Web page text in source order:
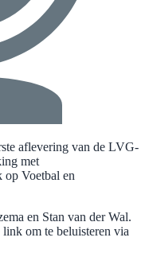
aflevering van de LVG-
met
Voetbal en
en Stan van der Wal.
om te beluisteren via